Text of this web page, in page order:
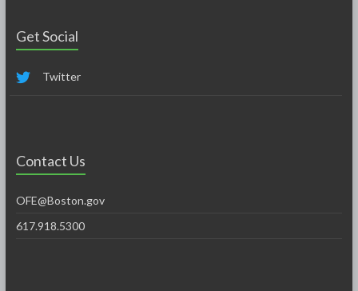
Get Social
Twitter
Contact Us
OFE@Boston.gov
617.918.5300